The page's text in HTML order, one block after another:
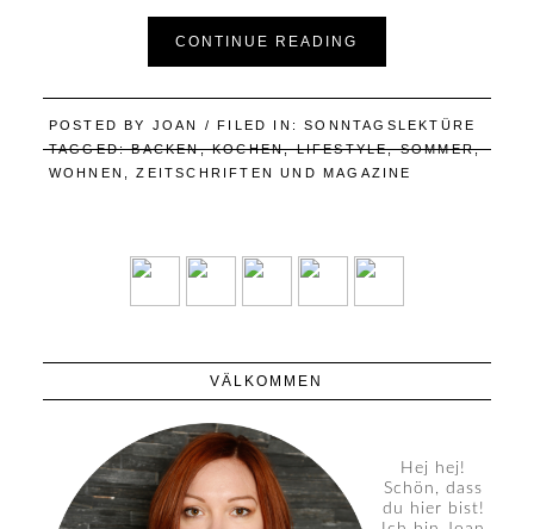
CONTINUE READING
POSTED BY JOAN / FILED IN:SONNTAGSLEKTÜRE
TAGGED:BACKEN,KOCHEN,LIFESTYLE,SOMMER,
WOHNEN
,ZEITSCHRIFTEN UND MAGAZINE
VÄLKOMMEN
Hej hej!
Schön, dass
du hier bist!